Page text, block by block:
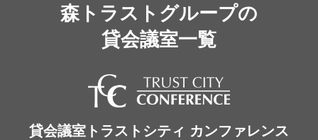
森トラストグループの
貸会議室一覧
貸会議室トラストシティ カンファレンス